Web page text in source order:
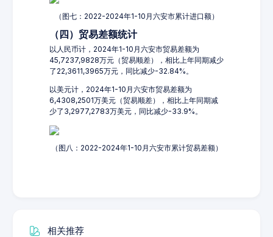
（图七：2022-2024年1-10月六安市累计进口额）
（四）贸易差额统计
以人民币计，2024年1-10月六安市贸易差额为
45,7237,9828万元（贸易顺差），相比上年同期减少
了22,3611,3965万元，同比减少-32.84%。
以美元计，2024年1-10月六安市贸易差额为
6,4308,2501万美元（贸易顺差），相比上年同期减
少了3,2977,2783万美元，同比减少-33.9%。
（图八：2022-2024年1-10月六安市累计贸易差额）
相关推荐